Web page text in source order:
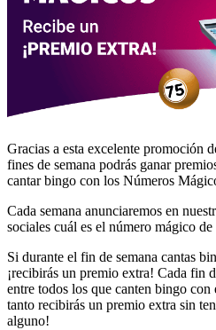
Gracias a esta excelente promoción
fines de semana podrás ganar
cantar bingo con los Números
Cada semana anunciaremos en
sociales cuál es el número mágico de
Si durante el fin de semana cantas
¡recibirás un premio extra! Cada fin
entre todos los que canten bingo
tanto recibirás un premio extra sin
alguno!